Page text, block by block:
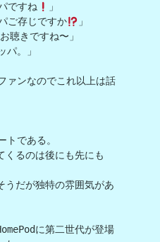
ですね
ご存じですか
パ。」
ァンなのでこれ以上は話
である。
くるのは後にも先にも
うだが独特の雰囲気があ
に第二世代が登場